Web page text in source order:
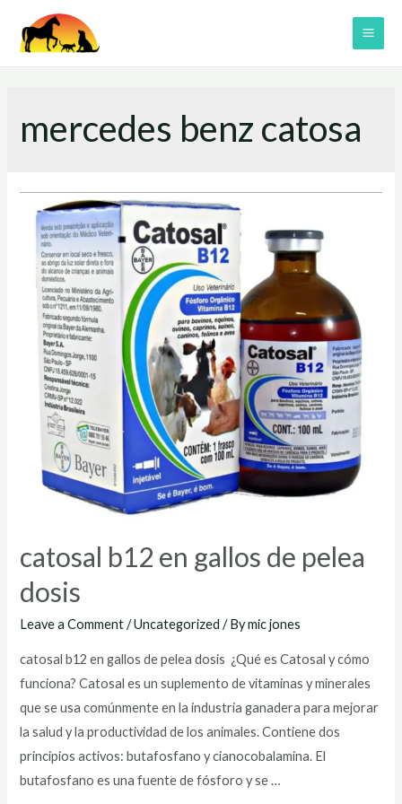
mercedes benz catosa
catosal b12 en gallos de pelea
dosis
Leave a Comment /Uncategorized / Bymic jones
catosal b12 en gallos de pelea dosis ¿Qué es Catosal y cómo
funciona? Catosal es un suplemento de vitaminas y minerales
que se usa comúnmente en la industria ganadera para mejorar
la salud y la productividad de los animales. Contiene dos
principios activos: butafosfano y cianocobalamina. El
butafosfano es una fuente de fósforo y se …